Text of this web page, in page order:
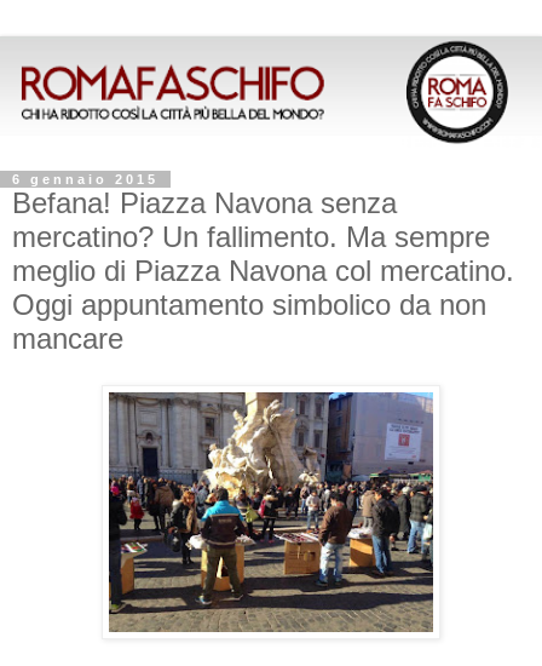
6 gennaio 2015
Befana! Piazza Navona senza
mercatino? Un fallimento. Ma sempre
meglio di Piazza Navona col mercatino.
Oggi appuntamento simbolico da non
mancare